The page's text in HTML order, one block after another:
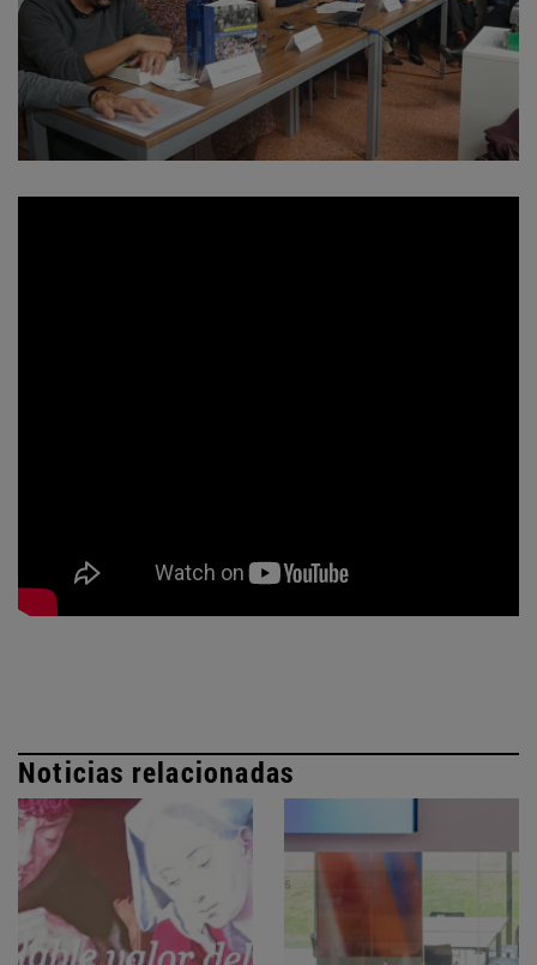
Noticias relacionadas